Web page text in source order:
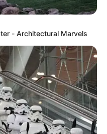
la espiritualidad
culturas.
63% de los antioqueños
de la mitad invertirá
- Architectural Marvels